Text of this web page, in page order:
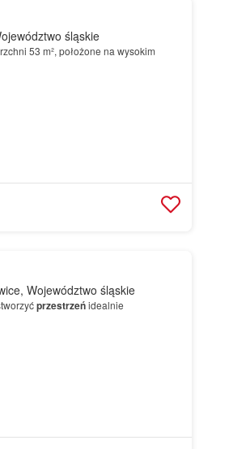
śląskie
53 m², położone na wysokim
Województwo śląskie
przestrzeńidealnie